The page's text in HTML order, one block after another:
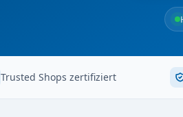
Trusted Shops zertifiziert